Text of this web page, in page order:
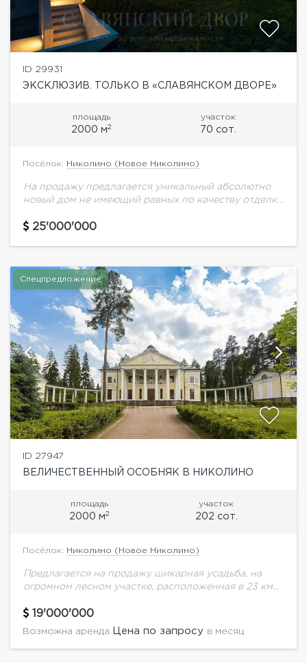
ID 29931
ЭКСКЛЮЗИВ. ТОЛЬКО В «СЛАВЯНСКОМ ДВОРЕ»
площадь
2000 м2
участок
70 сот.
Посёлок: Николино (Новое Николино)
На продажу предлагается уникальный абсолютно
новый дом не имеющий равных по качеству отделки
и удовлетворяет запросы самого взыскательного
25'000'000
Спецпредложение
ID 27947
ВЕЛИЧЕСТВЕННЫЙ ОСОБНЯК В НИКОЛИНО
площадь
2000 м2
участок
202 сот.
Посёлок: Николино (Новое Николино)
Предлагается на продажу шикарная усадьба, на
огромном лесном участке, расположенная в 23 км
охраняемом поселке Николино.Дом 2000 кв.м. с
эксклюзивным ремонтом...
19'000'000
Возможна аренда Цена по запросу в месяц